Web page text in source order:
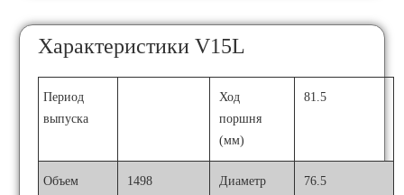
Характеристики V15L
Период
выпуска
Ход
поршня
(мм)
81.5
Объем
1498
Диаметр
76.5